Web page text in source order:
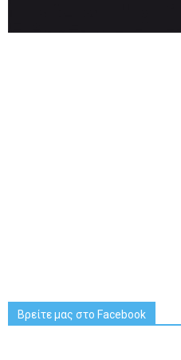
Βρείτε μας στο Facebook